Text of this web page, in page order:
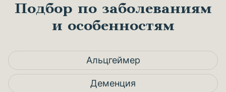
Подбор по заболеваниям
и особенностям
Альцгеймер
Деменция